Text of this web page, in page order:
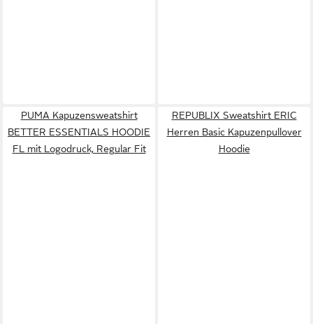
PUMA Kapuzensweatshirt
BETTER ESSENTIALS HOODIE
FL mit Logodruck, Regular Fit
REPUBLIX Sweatshirt ERIC
Herren Basic Kapuzenpullover
Hoodie